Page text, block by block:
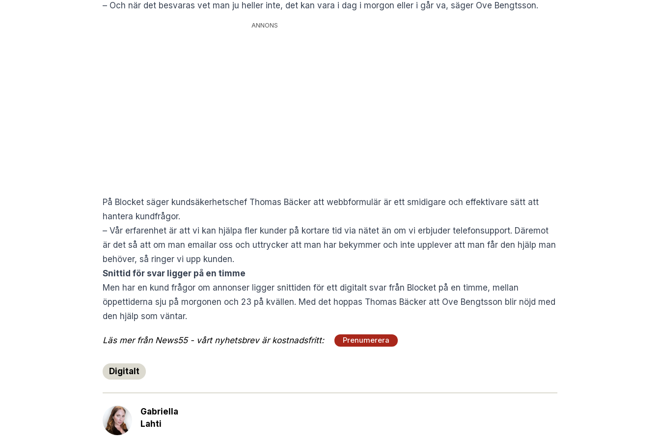
– Och när det besvaras vet man ju heller inte, det kan vara i dag i morgon eller i går va, säger Ove Bengtsson.
ANNONS
På Blocket säger kundsäkerhetschef Thomas Bäcker att webbformulär är ett smidigare och effektivare sätt att
hantera kundfrågor.
– Vår erfarenhet är att vi kan hjälpa fler kunder på kortare tid via nätet än om vi erbjuder telefonsupport. Däremot
är det så att om man emailar oss och uttrycker att man har bekymmer och inte upplever att man får den hjälp man
behöver, så ringer vi upp kunden.
Snittid för svar ligger på en timme
Men har en kund frågor om annonser ligger snittiden för ett digitalt svar från Blocket på en timme, mellan
öppettiderna sju på morgonen och 23 på kvällen. Med det hoppas Thomas Bäcker att Ove Bengtsson blir nöjd med
den hjälp som väntar.
Läs mer från News55 - vårt nyhetsbrev är kostnadsfritt: Prenumerera
Digitalt
Gabriella
Lahti